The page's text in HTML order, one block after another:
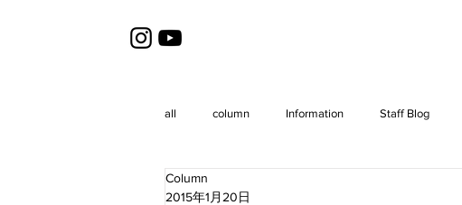
all column Information Staff Blog
Column
2015年1月20日